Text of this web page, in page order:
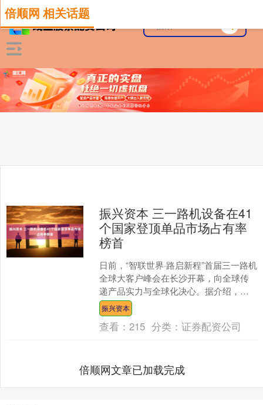
倍顺网 相关话题
振兴资本 三一路机设备在41
个国家登顶单品市场占有率
榜首
日前，“智联世界·路启新程”首届三一路机
全球大客户峰会在长沙开幕，向全球传
递产品实力与全球化决心。据介绍，三
一路机设备已在41个国家登顶单品市场
占有率榜首。 三....
振兴资本
查看：215 分类：证券配资公司
倍顺网文章已加载完成